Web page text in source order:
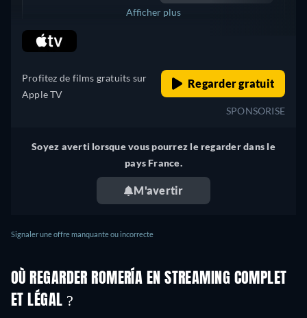
Royaume-Uni
Afficher plus
Profitez de films gratuits sur
Apple TV
Regarder gratuit
SPONSORISE
Soyez averti lorsque vous pourrez le regarder dans le
pays France.
M'avertir
Signaler une offre manquante ou incorrecte
OÙ REGARDER ROMERÍA EN STREAMING COMPLET
ET LÉGAL ?